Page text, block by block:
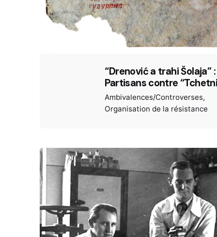
“Drenović a trahi Šolaja” :
Partisans contre
Ambivalences/Controverses
Organisation de la résistance